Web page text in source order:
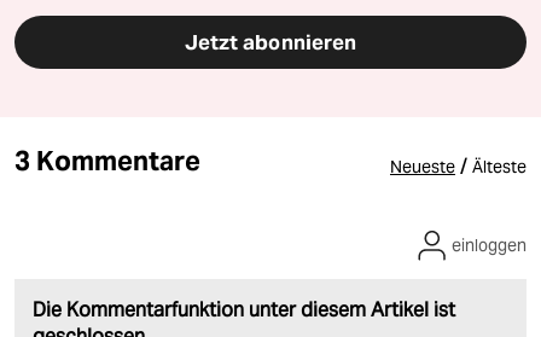
Jetzt abonnieren
3 Kommentare Neueste / Älteste
Die Kommentarfunktion unter diesem Artikel ist
einloggen